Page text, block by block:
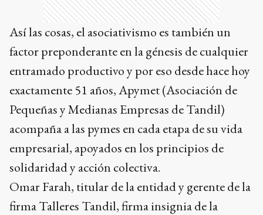
Así las cosas, el asociativismo es también un
factor preponderante en la génesis de cualquier
entramado productivo y por eso desde hace hoy
exactamente 51 años, Apymet (Asociación de
Pequeñas y Medianas Empresas de Tandil)
acompaña a las pymes en cada etapa de su vida
empresarial, apoyados en los principios de
solidaridad y acción colectiva.
Omar Farah, titular de la entidad y gerente de la
firma Talleres Tandil, firma insignia de la